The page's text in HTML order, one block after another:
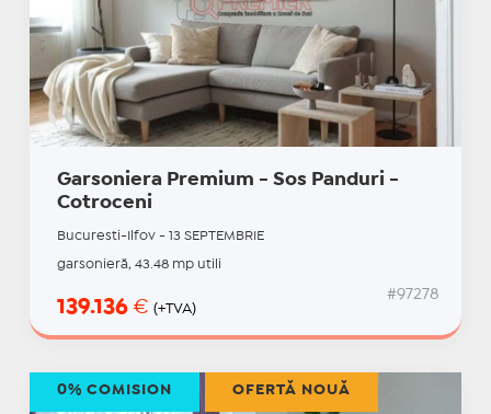
Garsoniera Premium - Sos Panduri -
Cotroceni
Bucuresti-Ilfov - 13 SEPTEMBRIE
garsonieră, 43.48 mp utili
139.136 € (+TVA)
#97278
0% COMISION OFERTĂ NOUĂ